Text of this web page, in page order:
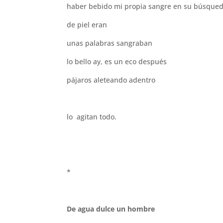
haber bebido mi propia sangre en su
de piel eran
unas palabras sangraban
lo bello ay, es un eco después
pájaros aleteando adentro
lo agitan todo.
*
De agua dulce un hombre